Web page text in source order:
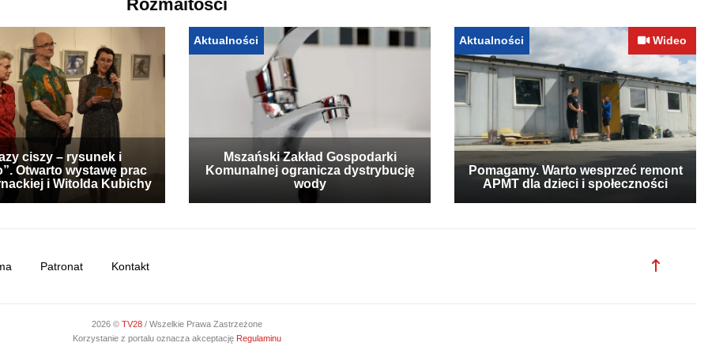
Rozmaitości
ciszy – rysunek i
Otwarto wystawę prac
i Witolda Kubichy
Aktualności
Mszański Zakład Gospodarki
Komunalnej ogranicza dystrybucję
wody
Aktualności Wideo
Pomagamy. Warto wesprzeć remont
APMT dla dzieci i społeczności
Patronat Kontakt
2026 © TV28 / Wszelkie Prawa Zastrzeżone
Korzystanie z portalu oznacza akceptację Regulaminu